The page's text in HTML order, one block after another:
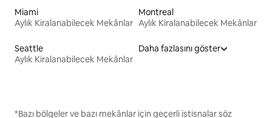
Miami
Aylık Kiralanabilecek Mekânlar
Montreal
Aylık Kiralanabilecek Mekânlar
Seattle
Aylık Kiralanabilecek Mekânlar
Daha fazlasını göster
*Bazı bölgeler ve bazı mekânlar için geçerli istisnalar söz